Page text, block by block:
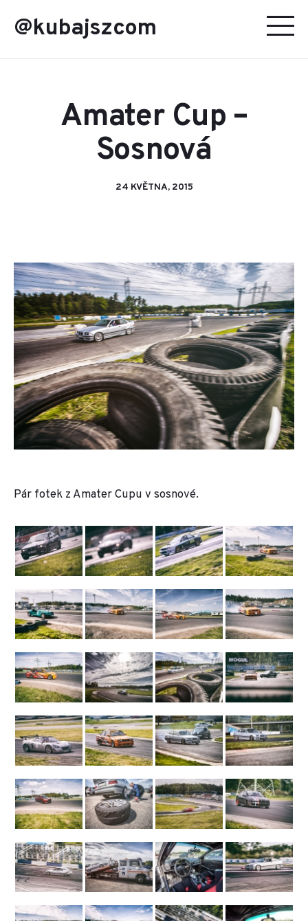
@kubajszcom
Amater Cup –
Sosnová
24 KVĚTNA, 2015
Pár fotek z Amater Cupu v sosnové.